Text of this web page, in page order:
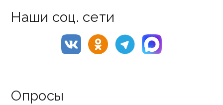
Наши соц. сети
Опросы